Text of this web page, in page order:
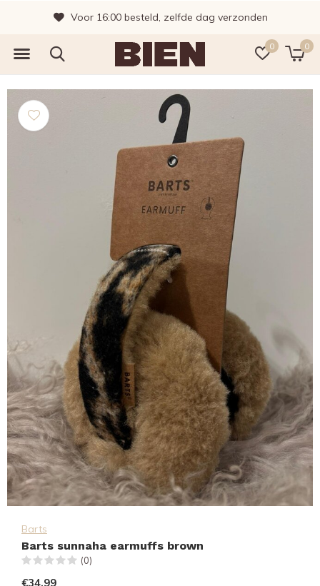
0 0
Voor 16:00 besteld, zelfde dag verzonden
Barts
Barts sunnaha earmuffs brown
(0)
€34,99